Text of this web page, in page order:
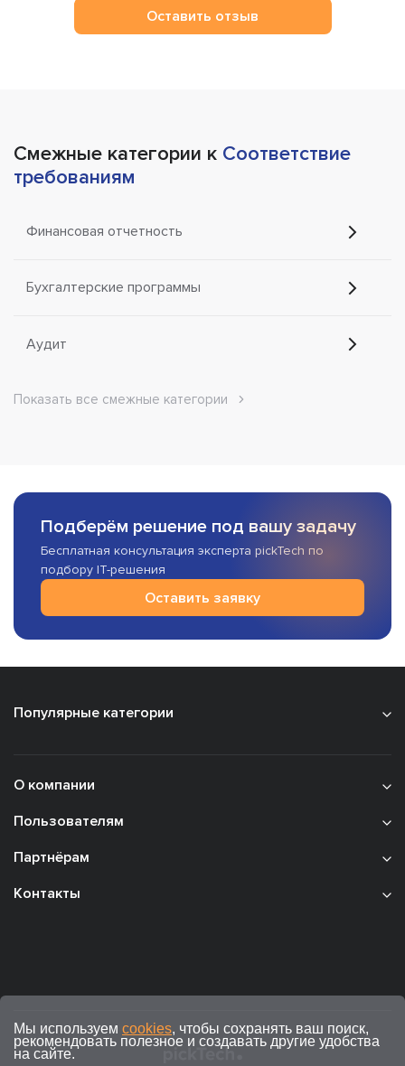
Оставить отзыв
Смежные категории к Соответствие
требованиям
Финансовая отчетность
Бухгалтерские программы
Аудит
Показать все смежные категории
Подберём решение под вашу задачу
Бесплатная консультация эксперта pickTech по
подбору IT-решения
Оставить заявку
Популярные категории
О компании
Пользователям
Партнёрам
Контакты
Мы используем cookies, чтобы сохранять ваш поиск,
рекомендовать полезное и создавать другие удобства
на сайте.